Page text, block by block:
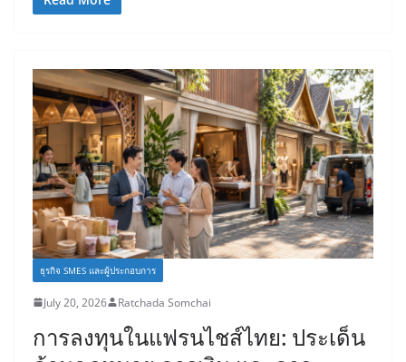
ธุรกิจ SMES และผู้ประกอบการ
July 20, 2026 Ratchada Somchai
การลงทุนในแฟรนไชส์ไทย: ประเด็น